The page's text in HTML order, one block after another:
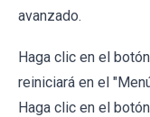
avanzado.
Haga clic en el
reiniciará en el
Haga clic en el